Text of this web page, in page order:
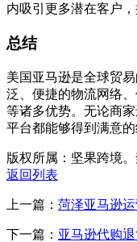
内吸引更多潜在客户，
总结
美国亚马逊是全球贸
泛、便捷的物流网络
等诸多优势。无论商
平台都能够得到满意的
版权所属：坚果跨境。
返回列表
上一篇： 菏泽亚马逊
下一篇： 亚马逊代购